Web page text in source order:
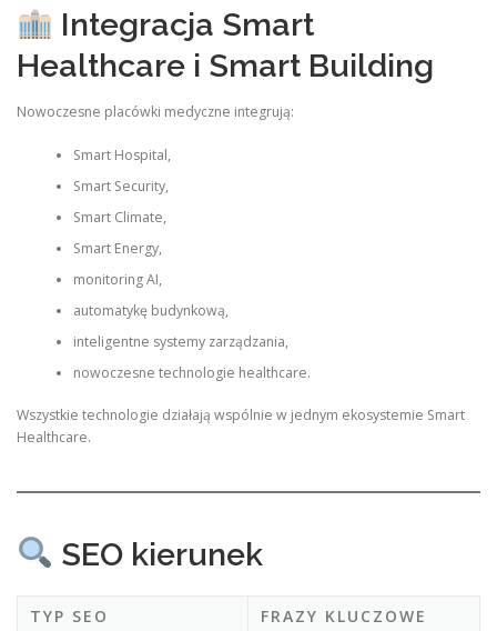
Integracja Smart
Healthcare i Smart Building
Nowoczesne placówki medyczne integrują:
Smart Hospital,
Smart Security,
Smart Climate,
Smart Energy,
monitoring AI,
automatykę budynkową,
inteligentne systemy zarządzania,
nowoczesne technologie healthcare.
Wszystkie technologie działają wspólnie w jednym ekosystemie Smart
Healthcare.
SEO kierunek
TYP SEO FRAZY KLUCZOWE